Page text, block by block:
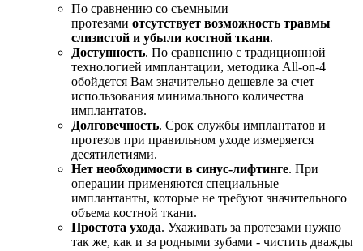
По сравнению со съемными
протезами отсутствует возможность травмы
слизистой и убыли костной ткани.
Доступность. По сравнению с традиционной
технологией имплантации, методика All-on-4
обойдется Вам значительно дешевле за счет
использования минимального количества
имплантатов.
Долговечность. Срок службы имплантатов и
протезов при правильном уходе измеряется
десятилетиями.
Нет необходимости в синус-лифтинге. При
операции применяются специальные
имплантанты, которые не требуют значительного
объема костной ткани.
Простота ухода. Ухаживать за протезами нужно
так же, как и за родными зубами - чистить дважды